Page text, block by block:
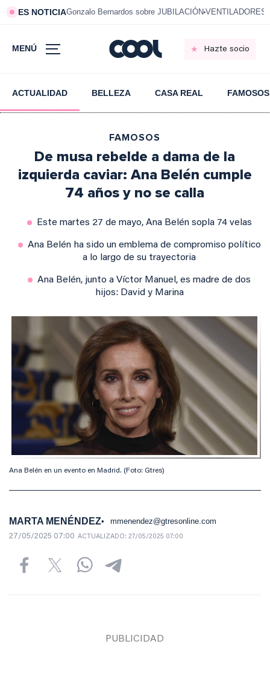
ES NOTICIAGonzalo Bernardos sobre JUBILACIÓN VENTILADORES
MENÚ Hazte socio
ACTUALIDAD BELLEZA CASA REAL FAMOSOS
FAMOSOS
De musa rebelde a dama de la
izquierda caviar: Ana Belén cumple
74 años y no se calla
Este martes 27 de mayo, Ana Belén sopla 74 velas
Ana Belén ha sido un emblema de compromiso político
a lo largo de su trayectoria
Ana Belén, junto a Víctor Manuel, es madre de dos
hijos: David y Marina
Ana Belén en un evento en Madrid. (Foto: Gtres)
MARTA MENÉNDEZ mmenendez@gtresonline.com
27/05/2025 07:00 ACTUALIZADO: 27/05/2025 07:00